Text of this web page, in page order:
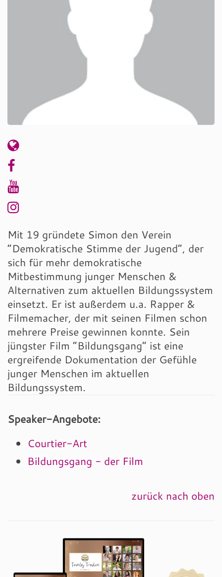
Mit 19 gründete Simon den Verein
“Demokratische Stimme der Jugend”, der
sich für mehr demokratische
Mitbestimmung junger Menschen &
Alternativen zum aktuellen Bildungssystem
einsetzt. Er ist außerdem u.a. Rapper &
Filmemacher, der mit seinen Filmen schon
mehrere Preise gewinnen konnte. Sein
jüngster Film “Bildungsgang” ist eine
ergreifende Dokumentation der Gefühle
junger Menschen im aktuellen
Bildungssystem.
Speaker-Angebote:
Courtier-Art
Bildungsgang - der Film
zurück nach oben